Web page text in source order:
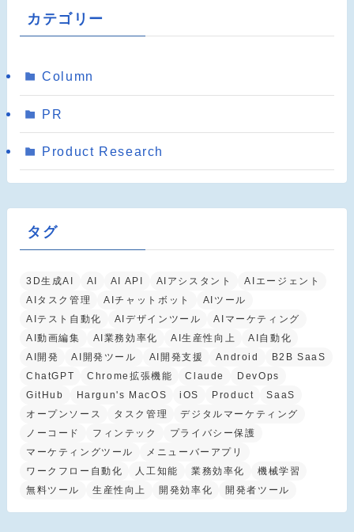
カテゴリー
Column
PR
Product Research
タグ
3D生成AI AI AI API AIアシスタント
AIエージェント
AIタスク管理
AIチャットボット
AIツール
AIテスト自動化
AIデザインツール
AIマーケティング
AI動画編集
AI業務効率化 AI生産性向上
AI自動化
AI開発
AI開発ツール AI開発支援 Android
B2B SaaS
ChatGPT
Chrome拡張機能 Claude
DevOps
GitHub
Hargun's MacOS iOS Product
SaaS
オープンソース
タスク管理
デジタルマーケティング
ノーコード
フィンテック
プライバシー保護
マーケティングツール
メニューバーアプリ
ワークフロー自動化
人工知能 業務効率化
機械学習
無料ツール
生産性向上 開発効率化 開発者ツール